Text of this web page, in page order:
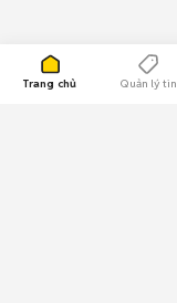
Trang chủ Quản lý tin